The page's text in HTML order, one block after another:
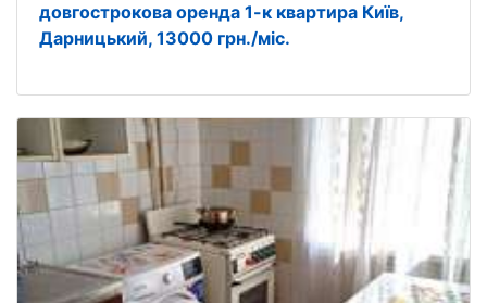
довгострокова оренда 1-к квартира Київ,
Дарницький, 13000 грн./міс.